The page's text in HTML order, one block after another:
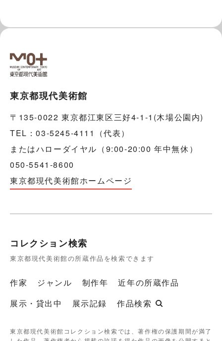
東京都現代美術館
〒135-0022 東京都江東区三好4-1-1(木場公園内)
TEL：03-5245-4111（代表）
またはハローダイヤル（9:00-20:00 年中無休）
050-5541-8600
東京都現代美術館ホームページ
コレクション検索
東京都現代美術館の所蔵作品を検索できます
作家 ジャンル 制作年
近年の所蔵作品
展示・貸出中
展示記録 作品検索
東京都現代美術館コレクション検索では、著作権の保護期間が満了